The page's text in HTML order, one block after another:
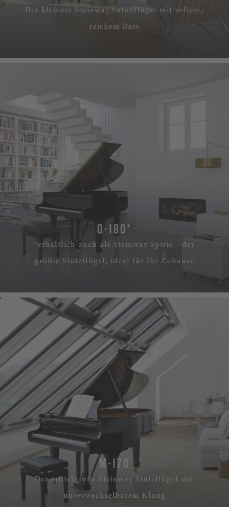
Der kleinere Steinway Salonflügel mit vollem,
reichem Bass
O-180*
*erhältlich auch als Steinway Spirio - der
größte Stutzflügel, ideal für Ihr Zuhause
M-170
Der mittelgroße Steinway Stutzflügel mit
unverwechselbarem Klang